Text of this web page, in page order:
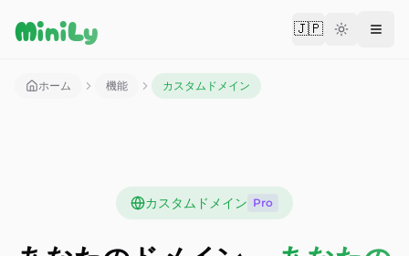
MiniLy 🇯🇵Change
ホーム 機能 カスタムドメイン
カスタムドメイン Pro